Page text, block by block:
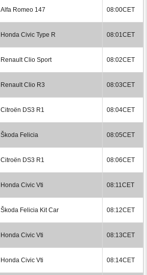
Alfa Romeo 147 08:00CET
Honda Civic Type R 08:01CET
Renault Clio Sport 08:02CET
Renault Clio R3 08:03CET
Citroën DS3 R1 08:04CET
Škoda Felicia 08:05CET
Citroën DS3 R1 08:06CET
Honda Civic Vti 08:11CET
Škoda Felicia Kit Car 08:12CET
Honda Civic Vti 08:13CET
Honda Civic Vti 08:14CET